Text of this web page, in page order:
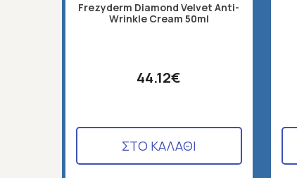
Frezyderm Diamond Velvet Anti-
Wrinkle Cream 50ml
44.12€
ΣΤΟ ΚΑΛΑΘΙ